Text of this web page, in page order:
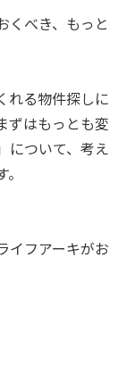
くべき、もっと
れる物件探しに
ずはもっとも変
について、考え
イフアーキがお